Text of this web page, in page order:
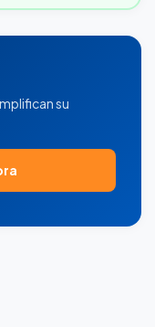
su